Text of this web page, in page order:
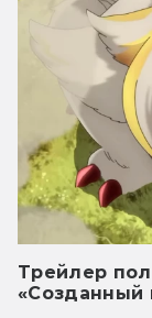
Трейлер
«Созданный